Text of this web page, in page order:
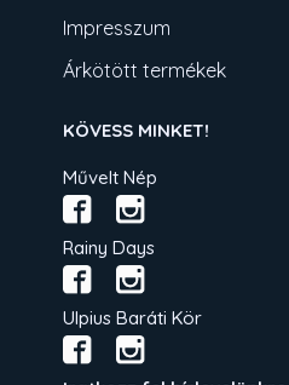
Impresszum
Árkötött termékek
KÖVESS MINKET!
Művelt Nép
Rainy Days
Ulpius Baráti Kör